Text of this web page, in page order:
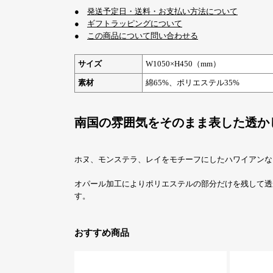
● 発送予定日・送料・お支払い方法について
● ギフトラッピングについて
● この商品について問い合わせる
サイズ W1050×H450（mm）
素材 綿65%、ポリエステル35%
南国の雰囲気をそのまま表した透
ホヌ、モンステラ、レイをモチーフにしたハワイアン
オパール加工によりポリエステルの部分だけを残して
す。
おすすめ商品